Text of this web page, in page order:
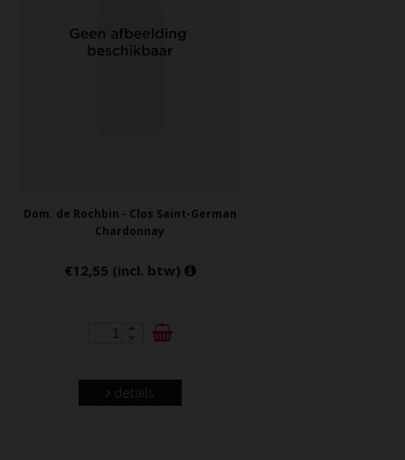
Dom. de Rochbin - Clos Saint-German
Chardonnay
€12,55 (incl. btw)
details